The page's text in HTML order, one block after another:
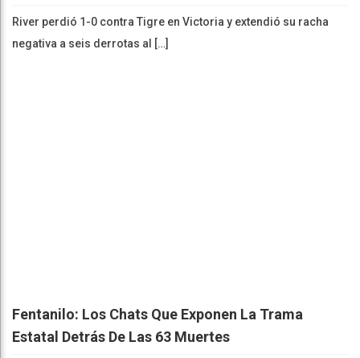
River perdió 1-0 contra Tigre en Victoria y extendió su racha
negativa a seis derrotas al […]
Fentanilo: Los Chats Que Exponen La Trama
Estatal Detrás De Las 63 Muertes